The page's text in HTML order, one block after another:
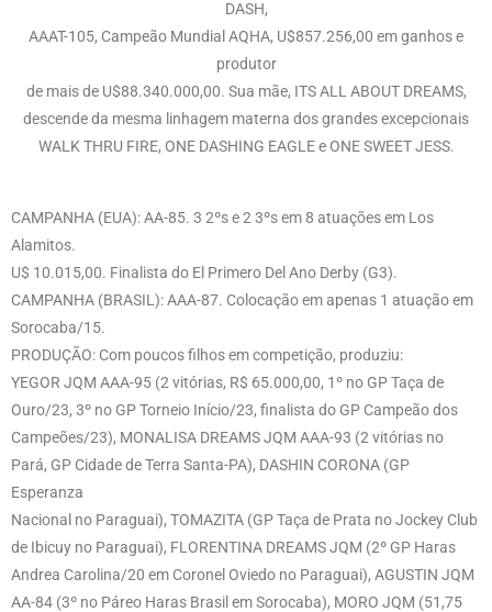
DASH,
AAAT-105, Campeão Mundial AQHA, U$857.256,00 em ganhos e
produtor
de mais de U$88.340.000,00. Sua mãe, ITS ALL ABOUT DREAMS,
descende da mesma linhagem materna dos grandes excepcionais
WALK THRU FIRE, ONE DASHING EAGLE e ONE SWEET JESS.
CAMPANHA (EUA): AA-85. 3 2ºs e 2 3ºs em 8 atuações em Los
Alamitos.
U$ 10.015,00. Finalista do El Primero Del Ano Derby (G3).
CAMPANHA (BRASIL): AAA-87. Colocação em apenas 1 atuação em
Sorocaba/15.
PRODUÇÃO: Com poucos filhos em competição, produziu:
YEGOR JQM AAA-95 (2 vitórias, R$ 65.000,00, 1º no GP Taça de
Ouro/23, 3º no GP Torneio Início/23, finalista do GP Campeão dos
Campeões/23), MONALISA DREAMS JQM AAA-93 (2 vitórias no
Pará, GP Cidade de Terra Santa-PA), DASHIN CORONA (GP
Esperanza
Nacional no Paraguai), TOMAZITA (GP Taça de Prata no Jockey Club
de Ibicuy no Paraguai), FLORENTINA DREAMS JQM (2º GP Haras
Andrea Carolina/20 em Coronel Oviedo no Paraguai), AGUSTIN JQM
AA-84 (3º no Páreo Haras Brasil em Sorocaba), MORO JQM (51,75